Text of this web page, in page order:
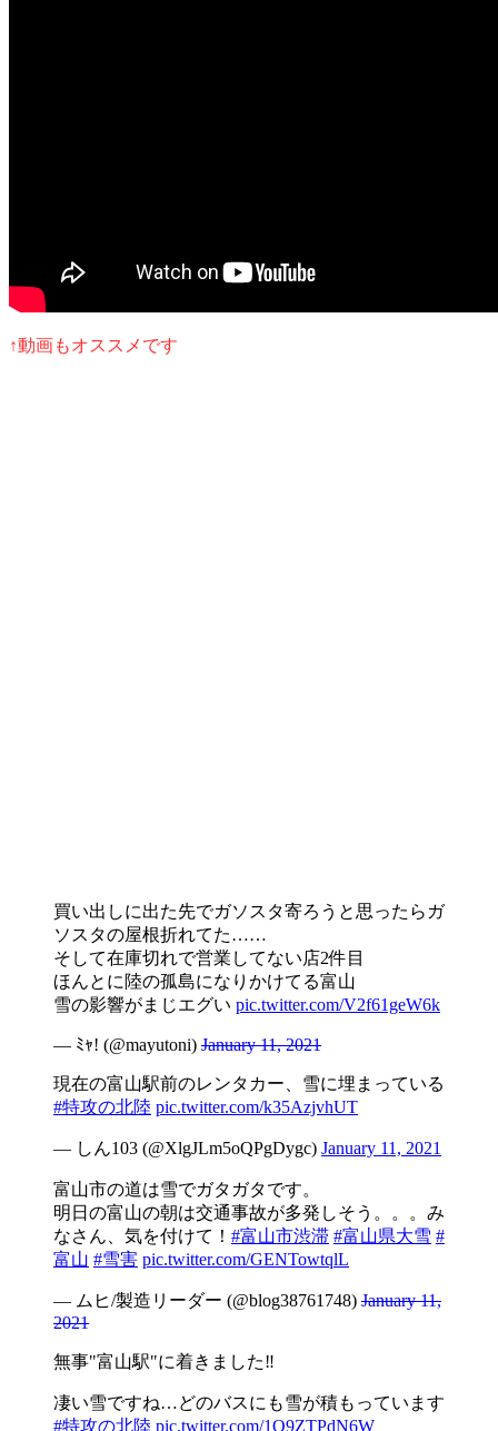
↑動画もオススメです
買い出しに出た先でガソスタ寄ろうと思ったらガ
ソスタの屋根折れてた……
そして在庫切れで営業してない店2件目
ほんとに陸の孤島になりかけてる富山
雪の影響がまじエグい pic.twitter.com/V2f61geW6k
— ﾐｬ! (@mayutoni) January 11, 2021
現在の富山駅前のレンタカー、雪に埋まっている
#特攻の北陸 pic.twitter.com/k35AzjvhUT
— しん103 (@XlgJLm5oQPgDygc) January 11, 2021
富山市の道は雪でガタガタです。
明日の富山の朝は交通事故が多発しそう。。。み
なさん、気を付けて！ #富山市渋滞 #富山県大雪 #
富山 #雪害 pic.twitter.com/GENTowtqlL
— ムヒ/製造リーダー (@blog38761748) January 11,
2021
無事"富山駅"に着きました‼️
凄い雪ですね…どのバスにも雪が積もっています
#特攻の北陸 pic.twitter.com/1O9ZTPdN6W